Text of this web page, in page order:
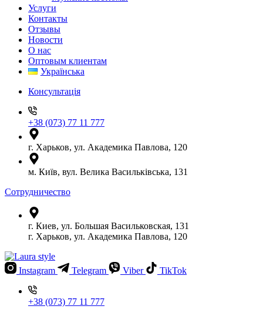
Услуги
Контакты
Отзывы
Новости
О нас
Оптовым клиентам
Українська
Консультація
+38 (073) 77 11 777
г. Харьков, ул. Академика Павлова, 120
м. Київ, вул. Велика Васильківська, 131
Сотрудничество
г. Киев, ул. Большая Васильковская, 131
г. Харьков, ул. Академика Павлова, 120
Instagram Telegram Viber TikTok
+38 (073) 77 11 777